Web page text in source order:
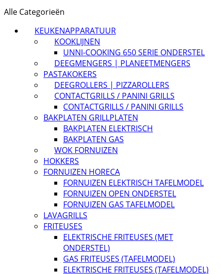
Alle Categorieën
KEUKENAPPARATUUR
KOOKLIJNEN
UNNI-COOKING 650 SERIE ONDERSTEL
DEEGMENGERS | PLANEETMENGERS
PASTAKOKERS
DEEGROLLERS | PIZZAROLLERS
CONTACTGRILLS / PANINI GRILLS
CONTACTGRILLS / PANINI GRILLS
BAKPLATEN GRILLPLATEN
BAKPLATEN ELEKTRISCH
BAKPLATEN GAS
WOK FORNUIZEN
HOKKERS
FORNUIZEN HORECA
FORNUIZEN ELEKTRISCH TAFELMODEL
FORNUIZEN OPEN ONDERSTEL
FORNUIZEN GAS TAFELMODEL
LAVAGRILLS
FRITEUSES
ELEKTRISCHE FRITEUSES (MET
ONDERSTEL)
GAS FRITEUSES (TAFELMODEL)
ELEKTRISCHE FRITEUSES (TAFELMODEL)